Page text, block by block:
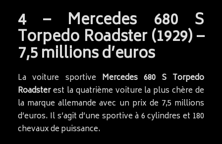
4 – Mercedes 680 S
Torpedo Roadster (1929) –
7,5 millions d’euros
La voiture sportive Mercedes 680 S Torpedo
Roadsterest la quatrième voiture la plus chère de
la marque allemande avec un prix de 7,5 millions
d’euros. Il s’agit d’une sportive à 6 cylindres et 180
chevaux de puissance.